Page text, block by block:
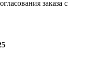
заказа с